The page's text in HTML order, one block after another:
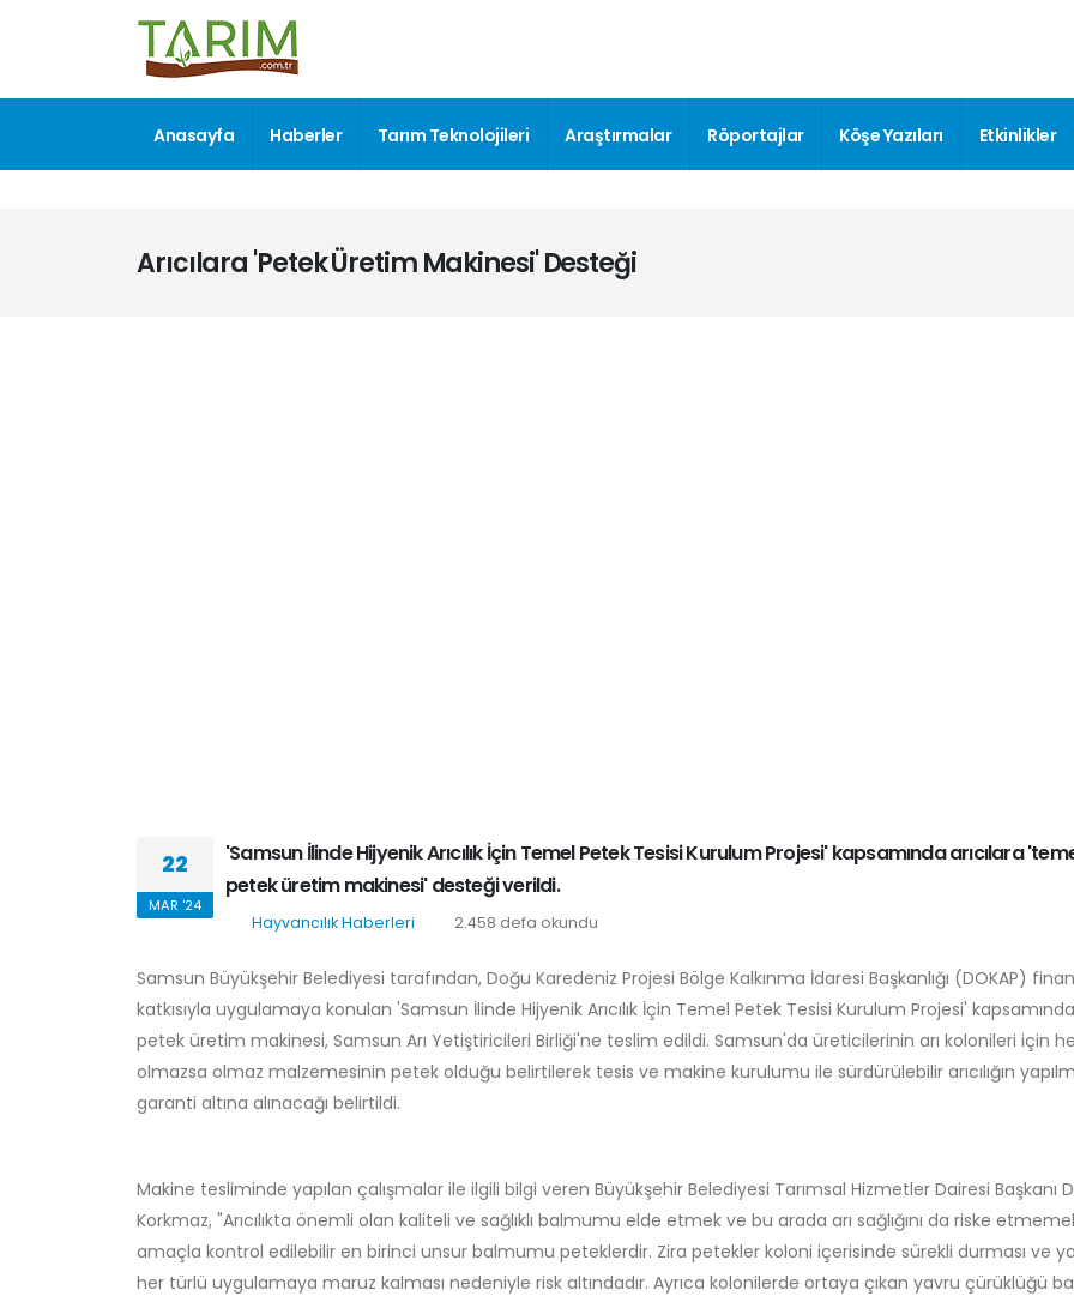
Anasayfa Haberler Tarım Teknolojileri Araştırmalar Röportajlar Köşe Yazıları Etkinlikler
Arıcılara 'Petek Üretim Makinesi' Desteği
22
MAR '24
'Samsun İlinde Hijyenik Arıcılık İçin Temel Petek Tesisi Kurulum Projesi' kapsamında arıcılara
petek üretim makinesi' desteği verildi.
Hayvancılık Haberleri 2.458 defa okundu
Samsun Büyükşehir Belediyesi tarafından, Doğu Karedeniz Projesi Bölge Kalkınma İdaresi Başkanlığı (DOKAP)
katkısıyla uygulamaya konulan 'Samsun İlinde Hijyenik Arıcılık İçin Temel Petek Tesisi Kurulum Projesi'
petek üretim makinesi, Samsun Arı Yetiştiricileri Birliği'ne teslim edildi. Samsun'da üreticilerinin arı kolonileri için
olmazsa olmaz malzemesinin petek olduğu belirtilerek tesis ve makine kurulumu ile sürdürülebilir arıcılığın
garanti altına alınacağı belirtildi.
Makine tesliminde yapılan çalışmalar ile ilgili bilgi veren Büyükşehir Belediyesi Tarımsal Hizmetler Dairesi Başkanı
Korkmaz, "Arıcılıkta önemli olan kaliteli ve sağlıklı balmumu elde etmek ve bu arada arı sağlığını da riske
amaçla kontrol edilebilir en birinci unsur balmumu peteklerdir. Zira petekler koloni içerisinde sürekli durması ve
her türlü uygulamaya maruz kalması nedeniyle risk altındadır. Ayrıca kolonilerde ortaya çıkan yavru çürüklüğü